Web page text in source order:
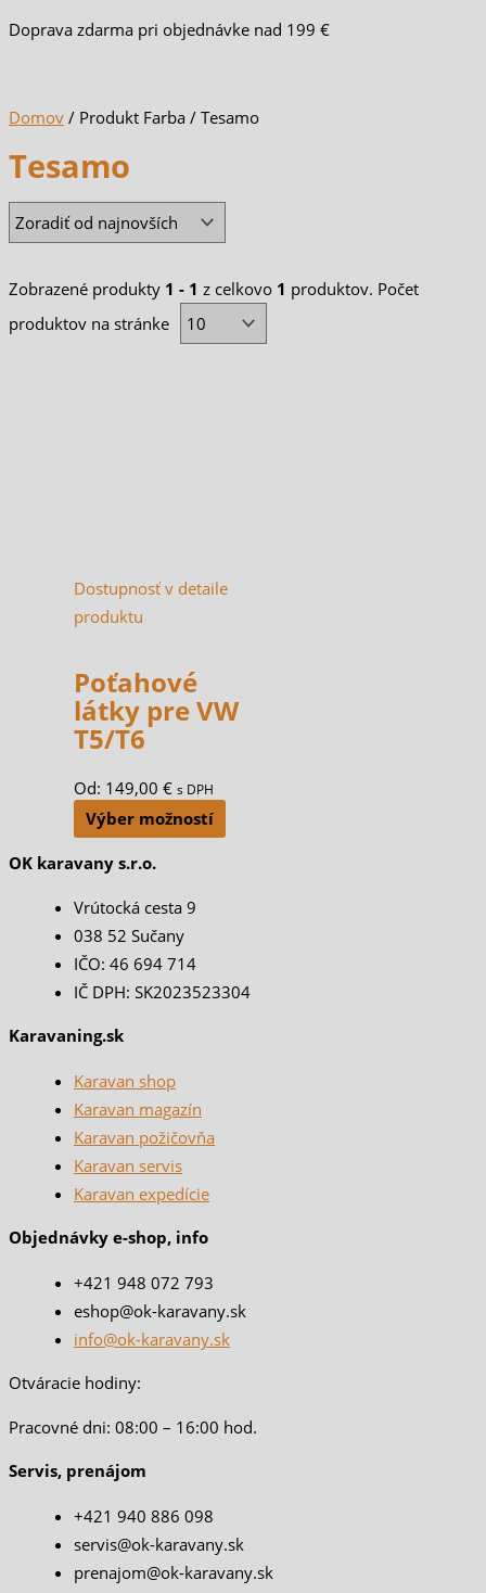
Doprava zdarma pri objednávke nad 199 €
Domov / Produkt Farba / Tesamo
Tesamo
Zobrazené produkty 1 - 1 z celkovo 1 produktov. Počet
produktov na stránke
Dostupnosť v detaile
produktu
Poťahové
látky pre VW
T5/T6
Od: 149,00 € s DPH
Výber možností
vybrať
OK karavany s.r.o.
Vrútocká cesta 9
038 52 Sučany
IČO: 46 694 714
IČ DPH: SK2023523304
Karavaning.sk
Karavan shop
Karavan magazín
Karavan požičovňa
Karavan servis
Karavan expedície
Objednávky e-shop, info
+421 948 072 793
eshop@ok-karavany.sk
info@ok-karavany.sk
Otváracie hodiny:
Pracovné dni: 08:00 – 16:00 hod.
Servis, prenájom
+421 940 886 098
servis@ok-karavany.sk
prenajom@ok-karavany.sk